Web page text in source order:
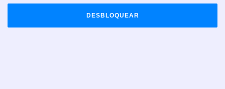
DESBLOQUEAR